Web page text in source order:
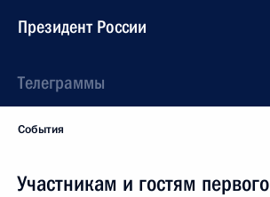
Президент России
Телеграммы
События
Участникам и гостям первого